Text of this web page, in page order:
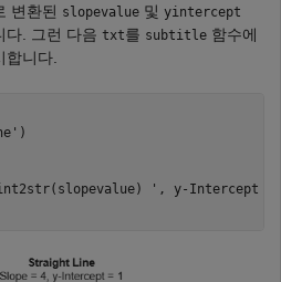
변환된 slopevalue 및 yintercept
다. 그런 다음 txt를 subtitle 함수에
니다.
)
', y-Intercept